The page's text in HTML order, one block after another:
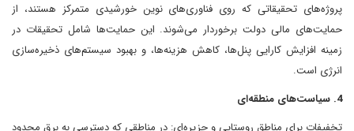
پروژه‌های تحقیقاتی که روی فناوری‌های نوین خورشیدی متمرکز هستند، از
حمایت‌های مالی دولت برخوردار می‌شوند. این حمایت‌ها شامل تحقیقات در
زمینه افزایش کارایی پنل‌ها، کاهش هزینه‌ها، و بهبود سیستم‌های ذخیره‌سازی
انرژی است.
4. سیاست‌های منطقه‌ای
تخفیفات برای مناطق روستایی و جزیره‌ای: در مناطقی که دسترسی به برق محدود